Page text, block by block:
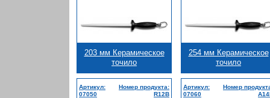
203 мм Керамическое
точило
254 мм Керамическое
точило
Артикул:
07050
Номер продукта:
R12B
Артикул:
07060
Номер